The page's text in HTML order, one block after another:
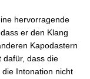
hervorragende
er den Klang
Kapodastern
dafür, dass die
Intonation nicht